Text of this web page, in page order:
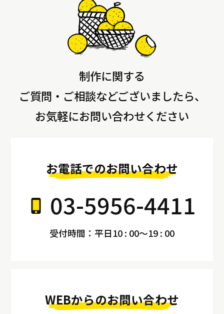
制作に関する
ご質問・ご相談などございましたら、
お気軽にお問い合わせください
お電話でのお問い合わせ
03-5956-4411
受付時間：平日10 : 00～19 : 00
WEBからのお問い合わせ